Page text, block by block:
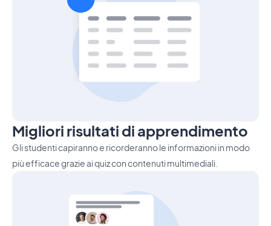
Migliori risultati di apprendimento
Gli studenti capiranno e ricorderanno le informazioni in modo
più efficace grazie ai quiz con contenuti multimediali.